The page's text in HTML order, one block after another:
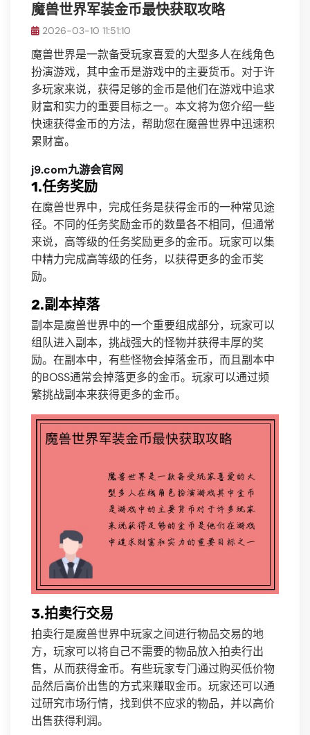
魔兽世界军装金币最快获取攻略
2026-03-10 11:51:10
魔兽世界是一款备受玩家喜爱的大型多人在线角色
扮演游戏，其中金币是游戏中的主要货币。对于许
多玩家来说，获得足够的金币是他们在游戏中追求
财富和实力的重要目标之一。本文将为您介绍一些
快速获得金币的方法，帮助您在魔兽世界中迅速积
累财富。
j9.com九游会官网
1.任务奖励
在魔兽世界中，完成任务是获得金币的一种常见途
径。不同的任务奖励金币的数量各不相同，但通常
来说，高等级的任务奖励更多的金币。玩家可以集
中精力完成高等级的任务，以获得更多的金币奖
励。
2.副本掉落
副本是魔兽世界中的一个重要组成部分，玩家可以
组队进入副本，挑战强大的怪物并获得丰厚的奖
励。在副本中，有些怪物会掉落金币，而且副本中
的BOSS通常会掉落更多的金币。玩家可以通过频
繁挑战副本来获得更多的金币。
3.拍卖行交易
拍卖行是魔兽世界中玩家之间进行物品交易的地
方，玩家可以将自己不需要的物品放入拍卖行出
售，从而获得金币。有些玩家专门通过购买低价物
品然后高价出售的方式来赚取金币。玩家还可以通
过研究市场行情，找到供不应求的物品，并以高价
出售获得利润。